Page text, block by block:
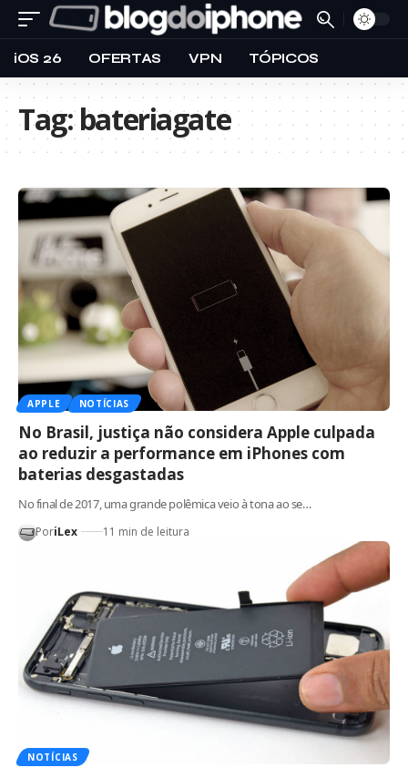
iOS 26 OFERTAS VPN TÓPICOS
Tag:bateriagate
APPLE NOTÍCIAS
No Brasil, justiça não considera Apple culpada
ao reduzir a performance em iPhones com
baterias desgastadas
No final de 2017, uma grande polêmica veio à tona ao se…
PoriLex 11 min de leitura
NOTÍCIAS